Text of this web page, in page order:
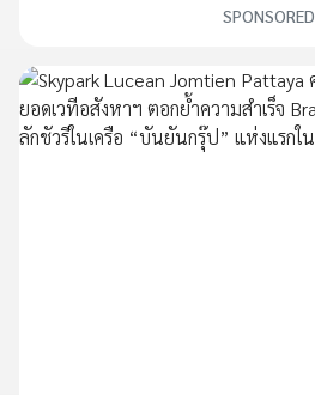
SPONSORED